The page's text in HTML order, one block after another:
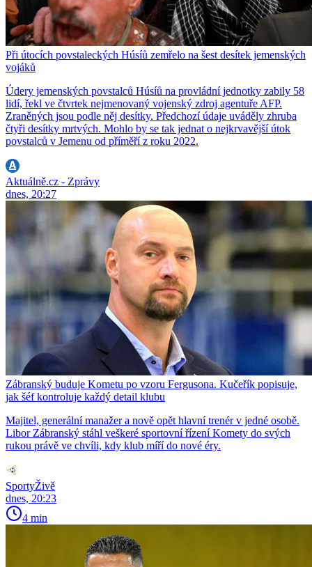
Při útocích povstaleckých Húsíů zemřelo na šest desítek jemenských
vojáků
Údery jemenských povstalců Húsíů na provládní jednotky zabily 58
lidí, řekl ve čtvrtek nejmenovaný vojenský zdroj agentuře AFP.
Zraněných jsou podle něj desítky. Předchozí údaje uváděly zhruba
čtyři desítky mrtvých. Mohlo by se tak jednat o nejkrvavější útok
povstalců v Jemenu od příměří z roku 2022.
Aktuálně.cz - Zprávy
dnes, 20:27
Zábranský buduje Kometu po vzoru Fergusona. Kučeřík popisuje,
jak šéf kontroluje každý detail klubu
Majitel, generální manažer a nově opět hlavní trenér v jedné osobě.
Libor Zábranský stáhl veškeré sportovní řízení Komety do svých
rukou právě ve chvíli, kdy klub míří do nové éry.
SportyŽivě
dnes, 20:23
4 min